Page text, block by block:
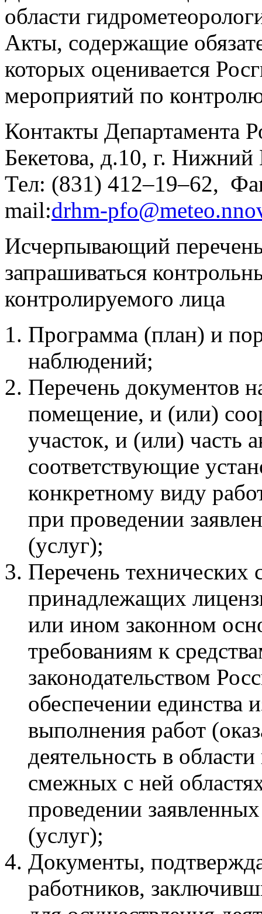
области
Акты, содержащие
которых оценивается
мероприятий по
Контакты Департамента
Бекетова, д.10, г.
Тел: (831) 412–19–62,
mail:drhm-pfo@meteo.
Исчерпывающий
запрашиваться
контролируемого лица
Программа (план) и
наблюдений;
Перечень документов
помещение, и (или)
участок, и (или) часть
соответствующие
конкретному виду
при проведении
(услуг);
Перечень технических
принадлежащих
или ином законном
требованиям к
законодательством
обеспечении единства
выполнения работ
деятельность в
смежных с ней
проведении
(услуг);
Документы,
работников,